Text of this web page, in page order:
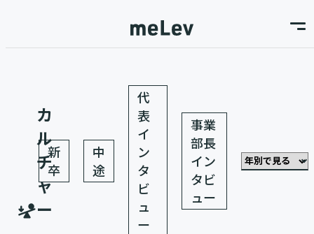
カ
ル
チ
ャ
ー
新
卒
中
途
代
表
イ
ン
タ
ビ
ュ
ー
事業
部長
イン
タビ
ュー